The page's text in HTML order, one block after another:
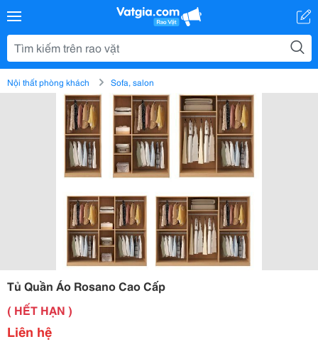
Nội thất phòng khách Sofa, salon
Tủ Quần Áo Rosano Cao Cấp
( HẾT HẠN )
Liên hệ